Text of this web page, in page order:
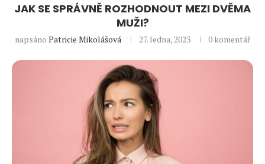
JAK SE SPRÁVNĚ ROZHODNOUT MEZI DVĚMA
MUŽI?
napsáno Patricie Mikolášová 27. ledna, 2023 0 komentář